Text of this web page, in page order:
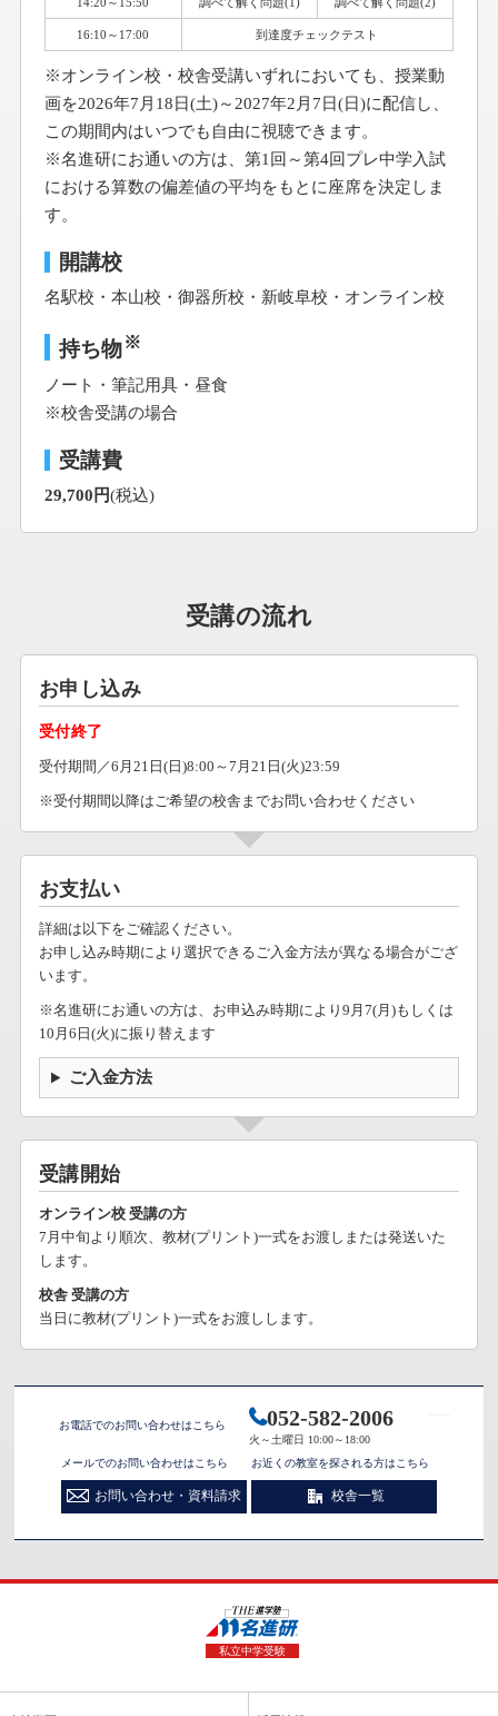
14:20～15:50 調べて解く問題(1) 調べて解く問題(2)
16:10～17:00 到達度チェックテスト
※オンライン校・校舎受講いずれにおいても、授業動
画を2026年7月18日(土)～2027年2月7日(日)に配信し、
この期間内はいつでも自由に視聴できます。
※名進研にお通いの方は、第1回～第4回プレ中学入試
における算数の偏差値の平均をもとに座席を決定しま
す。
開講校
名駅校・本山校・御器所校・新岐阜校・オンライン校
持ち物※
ノート・筆記用具・昼食
※校舎受講の場合
受講費
29,700円(税込)
受講の流れ
お申し込み
受付終了
受付期間／6月21日(日)8:00～7月21日(火)23:59
※受付期間以降はご希望の校舎までお問い合わせください
お支払い
詳細は以下をご確認ください。
お申し込み時期により選択できるご入金方法が異なる場合がござ
います。
※名進研にお通いの方は、お申込み時期により9月7(月)もしくは
10月6日(火)に振り替えます
ご入金方法
受講開始
オンライン校 受講の方
7月中旬より順次、教材(プリント)一式をお渡しまたは発送いた
します。
校舎 受講の方
当日に教材(プリント)一式をお渡しします。
お電話でのお問い合わせはこちら 052-582-2006
火～土曜日 10:00～18:00
メールでのお問い合わせはこちら
お問い合わせ・資料請求
お近くの教室を探される方はこちら
校舎一覧
私立中学受験